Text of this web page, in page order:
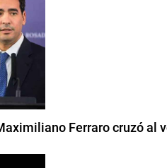
Ferraro cruzó al